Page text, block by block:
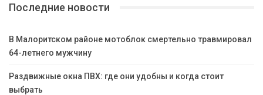
Последние новости
В Малоритском районе мотоблок смертельно травмировал
64-летнего мужчину
Раздвижные окна ПВХ: где они удобны и когда стоит
выбрать